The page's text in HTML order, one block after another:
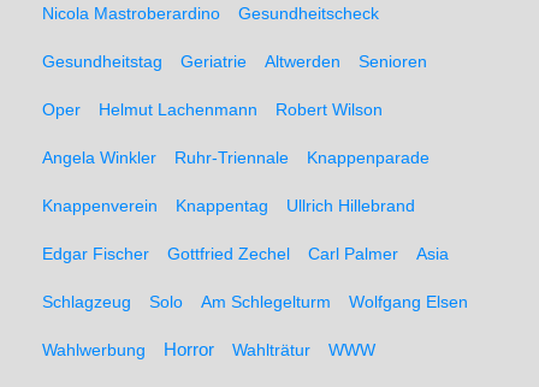
Nicola Mastroberardino Gesundheitscheck
Gesundheitstag Geriatrie Altwerden Senioren
Oper Helmut Lachenmann Robert Wilson
Angela Winkler Ruhr-Triennale Knappenparade
Knappenverein Knappentag Ullrich Hillebrand
Edgar Fischer Gottfried Zechel Carl Palmer Asia
Schlagzeug Solo Am Schlegelturm Wolfgang Elsen
Wahlwerbung Horror Wahlträtur WWW